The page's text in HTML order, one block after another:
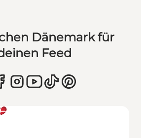
Dänemark für
Feed